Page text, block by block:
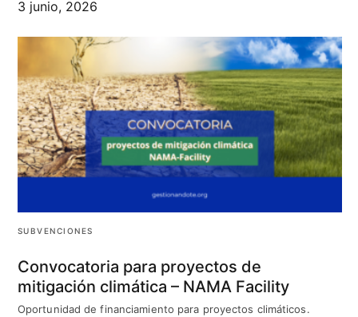
3 junio, 2026
SUBVENCIONES
Convocatoria para proyectos de
mitigación climática – NAMA Facility
Oportunidad de financiamiento para proyectos climáticos.